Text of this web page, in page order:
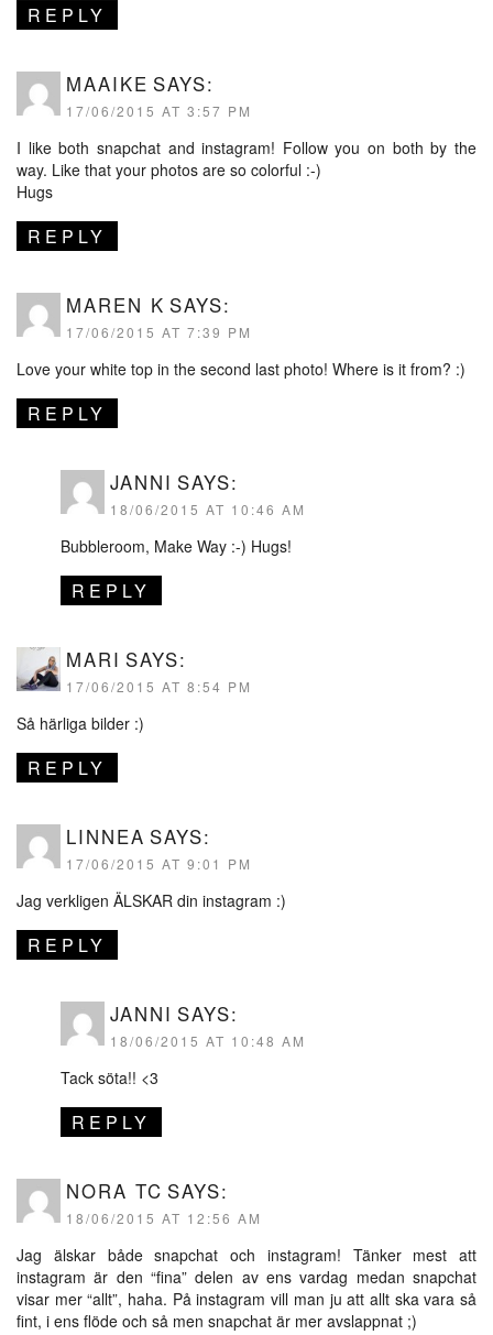
REPLY
MAAIKE SAYS:
17/06/2015 AT 3:57 PM
I like both snapchat and instagram! Follow you on both by the
way. Like that your photos are so colorful :-)
Hugs
REPLY
MAREN K SAYS:
17/06/2015 AT 7:39 PM
Love your white top in the second last photo! Where is it from? :)
REPLY
JANNI SAYS:
18/06/2015 AT 10:46 AM
Bubbleroom, Make Way :-) Hugs!
REPLY
MARI SAYS:
17/06/2015 AT 8:54 PM
Så härliga bilder :)
REPLY
LINNEA SAYS:
17/06/2015 AT 9:01 PM
Jag verkligen ÄLSKAR din instagram :)
REPLY
JANNI SAYS:
18/06/2015 AT 10:48 AM
Tack söta!! <3
REPLY
NORA TC SAYS:
18/06/2015 AT 12:56 AM
Jag älskar både snapchat och instagram! Tänker mest att
instagram är den “fina” delen av ens vardag medan snapchat
visar mer “allt”, haha. På instagram vill man ju att allt ska vara så
fint, i ens flöde och så men snapchat är mer avslappnat ;)